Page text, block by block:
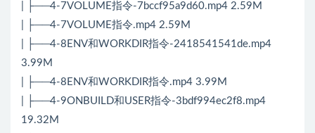
| ├──4-7VOLUME指令-7bccf95a9d60.mp4 2.59M
| ├──4-7VOLUME指令.mp4 2.59M
| ├──4-8ENV和WORKDIR指令-2418541541de.mp4
3.99M
| ├──4-8ENV和WORKDIR指令.mp4 3.99M
| ├──4-9ONBUILD和USER指令-3bdf994ec2f8.mp4
19.32M